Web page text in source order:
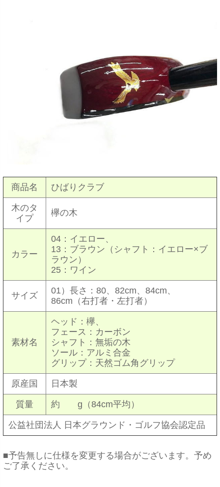
商品名 ひばりクラブ
木のタ
イプ
欅の木
カラー
04：イエロー、
13：ブラウン（シャフト：イエロー×ブ
ラウン）
25：ワイン
サイズ
01）長さ：80、82cm、84cm、
86cm（右打者・左打者）
素材名
ヘッド：欅、
フェース：カーボン
シャフト：無垢の木
ソール：アルミ合金
グリップ：天然ゴム角グリップ
原産国 日本製
質量 約 g（84cm平均）
公益社団法人 日本グラウンド・ゴルフ協会認定品
■予告無しに仕様を変更する場合がございます。予め
ご了承ください。